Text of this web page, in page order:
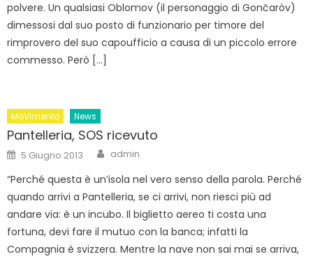
polvere. Un qualsiasi Oblomov (il personaggio di Gončaròv)
dimessosi dal suo posto di funzionario per timore del
rimprovero del suo capoufficio a causa di un piccolo errore
commesso. Però […]
MoVimento News
Pantelleria, SOS ricevuto
Posted
on
5 Giugno 2013 Author
admin
“Perché questa è un’isola nel vero senso della parola. Perché
quando arrivi a Pantelleria, se ci arrivi, non riesci più ad
andare via: è un incubo. Il biglietto aereo ti costa una
fortuna, devi fare il mutuo con la banca; infatti la
Compagnia è svizzera. Mentre la nave non sai mai se arriva,